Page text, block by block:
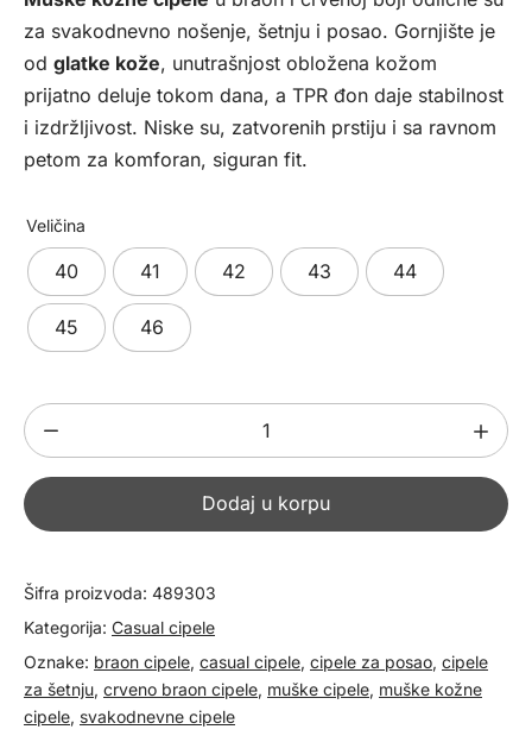
bila:
7990,00 рсд.
6952,00 рсд.
za svakodnevno nošenje, šetnju i posao. Gornjište je
od glatke kože, unutrašnjost obložena kožom
prijatno deluje tokom dana, a TPR đon daje stabilnost
i izdržljivost. Niske su, zatvorenih prstiju i sa ravnom
petom za komforan, siguran fit.
Veličina
40 41 42 43 44
45 46
Muške
kožne
cipele
489303
Dodaj u korpu
Šifra proizvoda: 489303
Kategorija: Casual cipele
Oznake: braon cipele, casual cipele, cipele za posao, cipele
za šetnju, crveno braon cipele, muške cipele, muške kožne
cipele, svakodnevne cipele